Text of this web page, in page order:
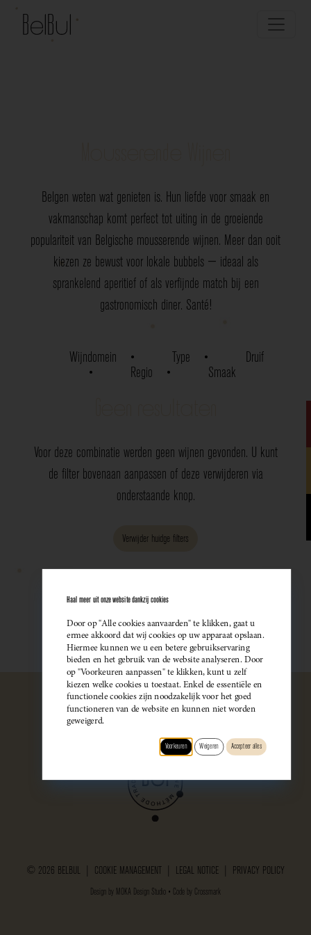
Belgen weten wat genieten is. Hun liefde voor smaak en
vakmanschap komt perfect tot uiting in de groeiende
populariteit van Belgische mousserende wijnen. Meer dan ooit
kiezen ze bewust voor lokale bubbels — ideaal als
sprankelend aperitief of als verfijnde match bij een
gastronomisch diner. Santé!
Wijndomein Type
Druif
Regio
Smaak
Voor deze combinatie werden geen wijnen gevonden. U kunt
de filter bovenaan aanpassen of deze verwijderen via
onderstaande knop.
Verwijder huidge filters
© 2026 BELBUL | COOKIE MANAGEMENT LEGAL NOTICE PRIVACY POLICY
Design by MOKA Design Studio • Code by Crossmark
Haal meer uit onze website dankzij cookies
Door op "Alle cookies aanvaarden" te klikken, gaat u
ermee akkoord dat wij cookies op uw apparaat opslaan.
Hiermee kunnen we u een betere gebruikservaring
bieden en het gebruik van de website analyseren. Door
op "Voorkeuren aanpassen" te klikken, kunt u zelf
kiezen welke cookies u toestaat. Enkel de essentiële en
functionele cookies zijn noodzakelijk voor het goed
functioneren van de website en kunnen niet worden
geweigerd.
Voorkeuren Weigeren Accepteer alles